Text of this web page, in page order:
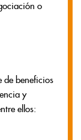
o
de beneficios
y
ellos: